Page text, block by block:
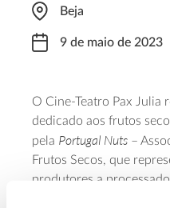
Beja
9 de maio de 2023
O Cine-Teatro Pax Julia
dedicado aos frutos
pela Portugal Nuts –
Frutos Secos, que
produtores a
hectares de terreno. O